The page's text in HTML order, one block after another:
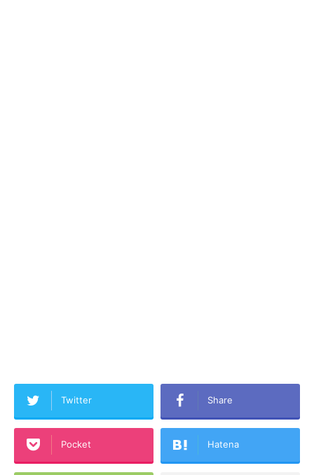
Twitter Share
Pocket Hatena